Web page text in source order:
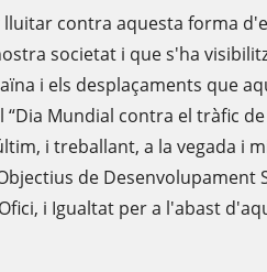
contra aquesta forma
societat i que s'ha
i els desplaçaments que
Mundial contra el tràfic
i treballant, a la vegada i
de Desenvolupament
i Igualtat per a l'abast